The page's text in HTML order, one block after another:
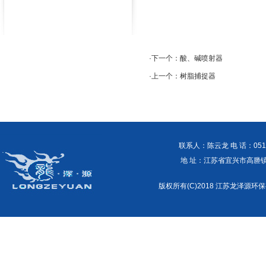
·下一个： 酸、碱喷射器
·上一个： 树脂捕捉器
联系人：陈云龙 电 话：
地 址：江苏省宜兴市高塍
版权所有(C)2018 江苏龙泽源环